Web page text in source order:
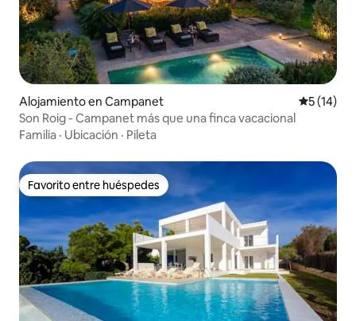
Alojamiento en Campanet
5 (14)
Son Roig - Campanet más que una finca vacacional
Familia · Ubicación · Pileta
Favorito entre huéspedes
Favorito entre huéspedes